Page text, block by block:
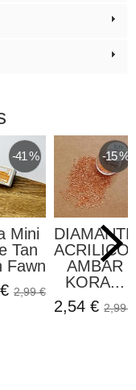
-41 %
Mini
Tan
Fawn
2,99 €
-15 %
AMBAR
KORA...
2,54 € 2,99 €